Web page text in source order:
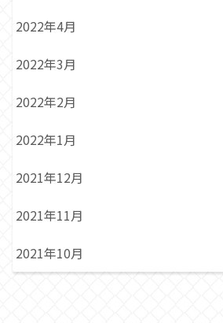
2022年4月
2022年3月
2022年2月
2022年1月
2021年12月
2021年11月
2021年10月